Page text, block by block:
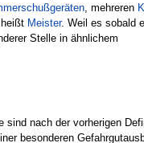
, mehreren
heißt Meister. Weil es sobald
Stelle in ähnlichem
sind nach der vorherigen
besonderen